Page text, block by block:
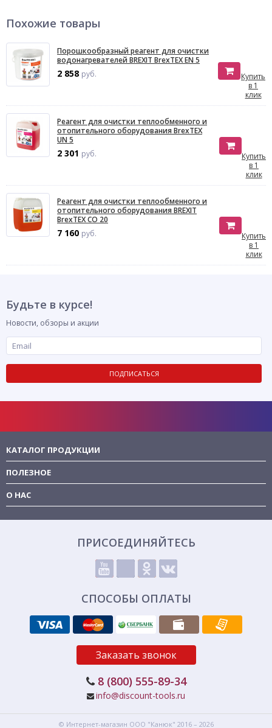
Похожие товары
Порошкообразный реагент для очистки
водонагревателей BREXIT BrexTEX EN 5
2 858 руб.
Купить
в 1
клик
Реагент для очистки теплообменного и
отопительного оборудования BrexTEX
UN 5
2 301 руб.
Купить
в 1
клик
Реагент для очистки теплообменного и
отопительного оборудования BREXIT
BrexTEX CO 20
7 160 руб.
Купить
в 1
клик
Будьте в курсе!
Новости, обзоры и акции
ПОДПИСАТЬСЯ
КАТАЛОГ ПРОДУКЦИИ
ПОЛЕЗНОЕ
О НАС
ПРИСОЕДИНЯЙТЕСЬ
СПОСОБЫ ОПЛАТЫ
Заказать звонок
8 (800) 555-89-34
info@discount-tools.ru
© Интернет-магазин ООО "Канюк" 2016 – 2026